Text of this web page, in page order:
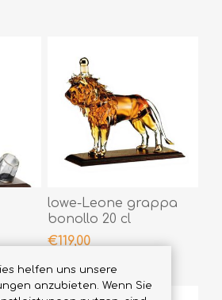
lowe-Leone grappa
bonollo 20 cl
€119,00
helfen uns unsere
anzubieten. Wenn Sie